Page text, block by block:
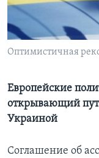
Learning English
СОЦИАЛЬНЫЕ СЕТИ
Языки
Оптимистичная
Европейские
открывающий
Украиной
Соглашение об